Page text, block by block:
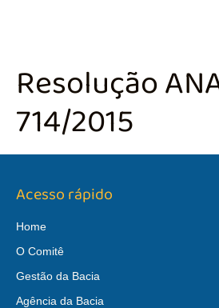
Resolução
714/2015
Acesso rápido
Home
O Comitê
Gestão da Bacia
Agência da Bacia